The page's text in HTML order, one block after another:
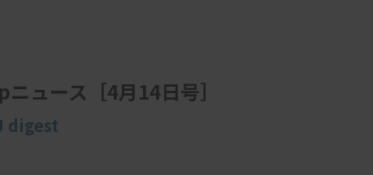
ュース［4月14日号］
digest